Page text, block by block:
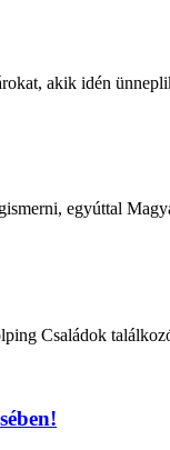
akik idén
egyúttal
Családok